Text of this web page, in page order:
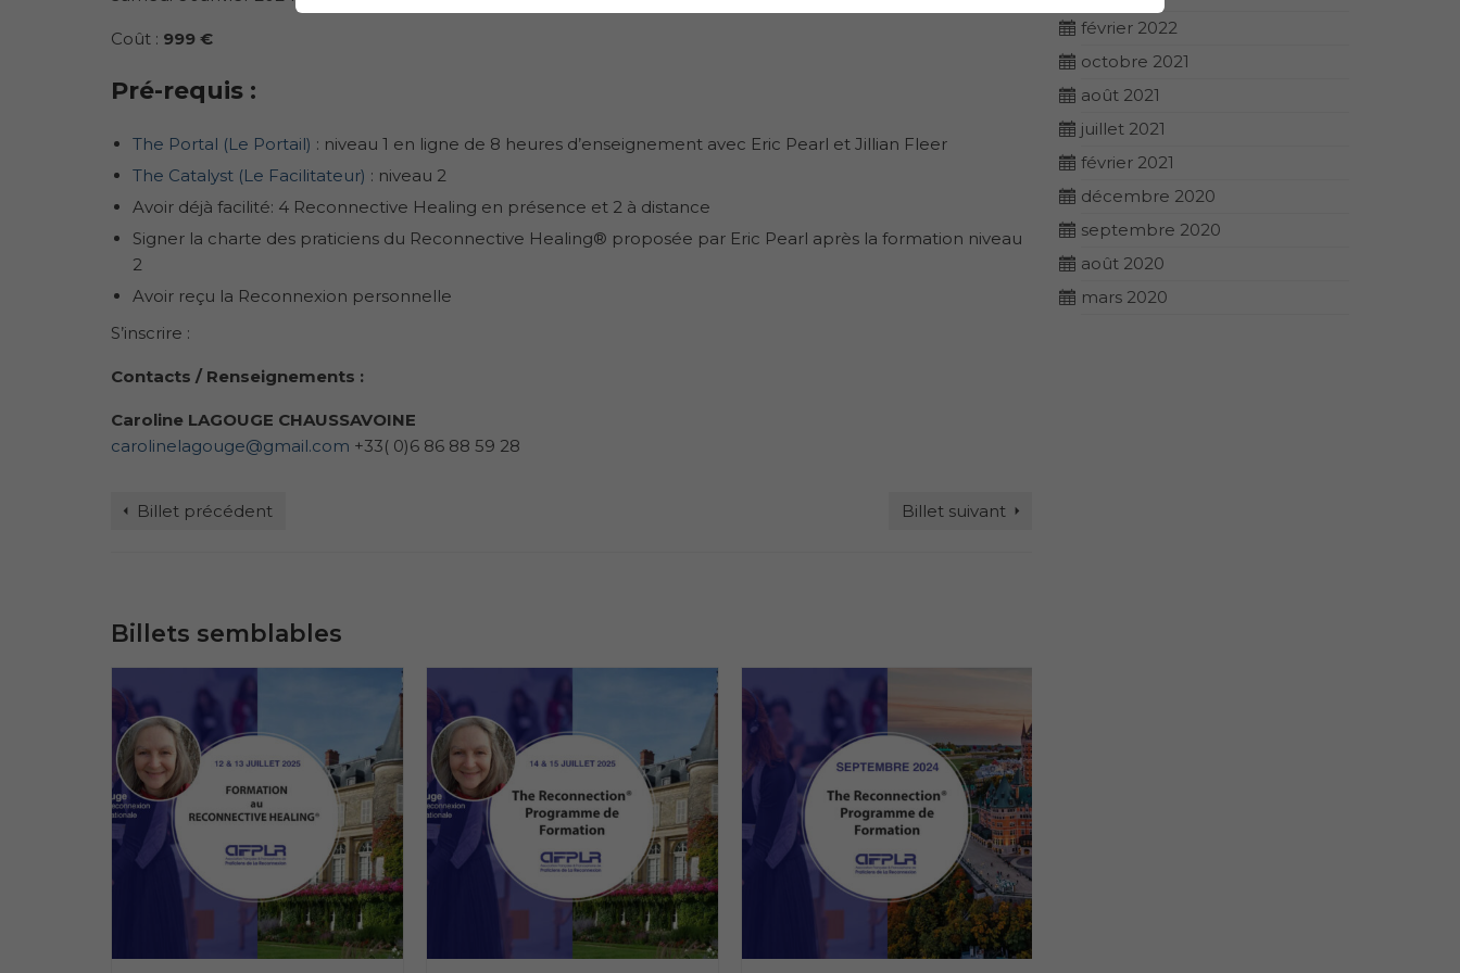
Coût : 999 €
Pré-requis :
The Portal (Le Portail) : niveau 1 en ligne de 8 heures d’enseignement avec Eric Pearl et Jillian Fleer
The Catalyst (Le Facilitateur) : niveau 2
Avoir déjà facilité: 4 Reconnective Healing en présence et 2 à distance
Signer la charte des praticiens du Reconnective Healing® proposée par Eric Pearl après la formation niveau
2
Avoir reçu la Reconnexion personnelle
S’inscrire :
Contacts / Renseignements :
Caroline LAGOUGE CHAUSSAVOINE
carolinelagouge@gmail.com +33( 0)6 86 88 59 28
Billet précédent Billet suivant
Billets semblables
février 2022
octobre 2021
août 2021
juillet 2021
février 2021
décembre 2020
septembre 2020
août 2020
mars 2020